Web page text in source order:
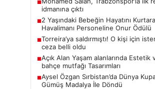
■
idmanına çıktı
■2 Yaşındaki Bebeğin Hayatını
Havalimanı Personeline Onur Ödülü
■Torreira’ya saldırmıştı! O kişi için
ceza belli oldu
■Açık Alan Yaşam alanlarında Estetik
bahçe mutfağı Tasarımları
■Aysel Özgan Sırbistan’da Dünya
Gümüş Madalya İle Döndü